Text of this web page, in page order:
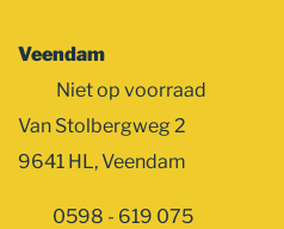
Veendam
Niet op voorraad
Van Stolbergweg 2
9641 HL, Veendam
0598 - 619 075